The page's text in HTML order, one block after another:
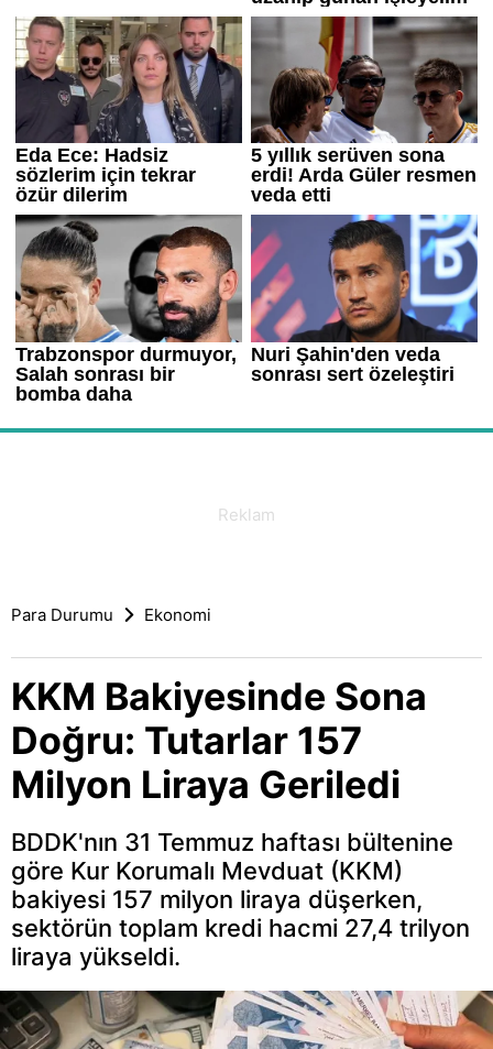
Para Durumu Ekonomi
KKM Bakiyesinde Sona
Doğru: Tutarlar 157
Milyon Liraya Geriledi
BDDK'nın 31 Temmuz haftası bültenine
göre Kur Korumalı Mevduat (KKM)
bakiyesi 157 milyon liraya düşerken,
sektörün toplam kredi hacmi 27,4 trilyon
liraya yükseldi.